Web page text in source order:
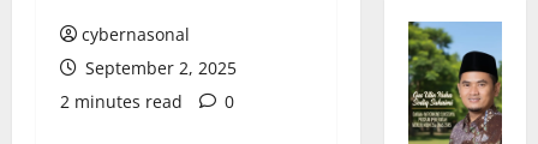
cybernasonal
September 2, 2025
2 minutes read
0